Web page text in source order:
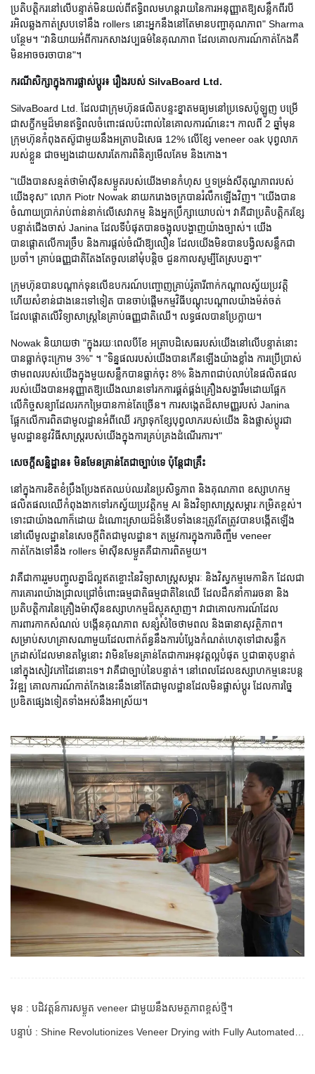
ប្រតិបត្តិករនៅលើបន្ទាត់មិនយល់ពីឥទ្ធិពលមហន្តរាយនៃការអនុញ្ញាតឱ្យសន្លឹកពីរបី
រអិលឆ្លងកាត់ស្របទៅនឹង rollers នោះអ្នកនឹងនៅតែមានបញ្ហាគុណភាព" Sharma
បន្ថែម។ "វានិយាយអំពីការកសាងវប្បធម៌នៃគុណភាព ដែលគោលការណ៍កាត់កែងគឺ
មិនអាចចរចាបាន"។
ករណីសិក្សាក្នុងការផ្លាស់ប្តូរ៖ រឿងរបស់ SilvaBoard Ltd.
SilvaBoard Ltd. ដែលជាក្រុមហ៊ុនផលិតបន្ទះខ្នាតមធ្យមនៅប្រទេសប៉ូឡូញ បម្រើ
ជាសក្ខីកម្មដ៏មានឥទ្ធិពលចំពោះផលប៉ះពាល់នៃគោលការណ៍នេះ។ កាលពី 2 ឆ្នាំមុន
ក្រុមហ៊ុនកំពុងតស៊ូជាមួយនឹងអត្រាបដិសេធ 12% លើខ្សែ veneer oak បុព្វលាភ
របស់ខ្លួន ជាចម្បងដោយសារតែការពិនិត្យមើលគែម និងកោង។
"យើងបានសន្មត់ថាម៉ាស៊ីនសម្ងួតរបស់យើងមានកំហុស ឬទម្រង់សីតុណ្ហភាពរបស់
យើងខុស" លោក Piotr Nowak នាយករោងចក្របានរំលឹកឡើងវិញ។ "យើងបាន
ចំណាយប្រាក់រាប់ពាន់នាក់លើសេវាកម្ម និងអ្នកប្រឹក្សាយោបល់។ វាគឺជាប្រតិបត្តិករខ្សែ
បន្ទាត់ជើងចាស់ Janina ដែលទីបំផុតបានចង្អុលបង្ហាញយ៉ាងច្បាស់។ យើង
បានផ្តោតលើការច្រឹប និងការផ្តល់ចំណីឱ្យលឿន ដែលយើងមិនបានបង្វិលសន្លឹកជា
ប្រចាំ។ គ្រាប់ធញ្ញជាតិតែងតែចូលនៅមុំបន្តិច ជួនកាលសូម្បីតែស្របគ្នា។"
ក្រុមហ៊ុនបានបណ្តាក់ទុនលើឧបករណ៍បញ្ចោញគ្រាប់រ៉ូតារីពាក់កណ្តាលស្វ័យប្រវត្តិ
ហើយសំខាន់ជាងនេះទៅទៀត បានចាប់ផ្តើមកម្មវិធីបណ្តុះបណ្តាលយ៉ាងម៉ត់ចត់
ដែលផ្តោតលើវិទ្យាសាស្ត្រនៃគ្រាប់ធញ្ញជាតិឈើ។ លទ្ធផលបានប្រែក្លាយ។
Nowak និយាយថា "ក្នុងរយៈពេលបីខែ អត្រាបដិសេធរបស់យើងនៅលើបន្ទាត់នោះ
បានធ្លាក់ចុះក្រោម 3%" ។ "ទិន្នផលរបស់យើងបានកើនឡើងយ៉ាងខ្លាំង ការប្រើប្រាស់
ថាមពលរបស់យើងក្នុងមួយសន្លឹកបានធ្លាក់ចុះ 8% និងភាពជាប់លាប់នៃផលិតផល
របស់យើងបានអនុញ្ញាតឱ្យយើងឈានទៅរកការផ្គត់ផ្គង់គ្រឿងសង្ហារឹមដោយផ្អែក
លើកិច្ចសន្យាដែលរកកម្រៃបានកាន់តែច្រើន។ ការសង្កេតដ៏សាមញ្ញរបស់ Janina
ផ្អែកលើការពិតជាមូលដ្ឋានអំពីឈើ រក្សាទុកខ្សែបុព្វលាភរបស់យើង និងផ្លាស់ប្តូរជា
មូលដ្ឋាននូវវិធីសាស្រ្តរបស់យើងក្នុងការគ្រប់គ្រងដំណើរការ។"
សេចក្តីសន្និដ្ឋាន៖ មិនមែនគ្រាន់តែជាច្បាប់ទេ ប៉ុន្តែជាគ្រឹះ
នៅក្នុងការខិតខំប្រឹងប្រែងឥតឈប់ឈរនៃប្រសិទ្ធភាព និងគុណភាព ឧស្សាហកម្ម
ផលិតផលឈើកំពុងងាកទៅរកស្វ័យប្រវត្តិកម្ម AI និងវិទ្យាសាស្ត្រសម្ភារៈកម្រិតខ្ពស់។
ទោះជាយ៉ាងណាក៏ដោយ ដំណោះស្រាយដ៏ទំនើបទាំងនេះត្រូវតែត្រូវបានបង្កើតឡើង
នៅលើមូលដ្ឋាននៃសេចក្តីពិតជាមូលដ្ឋាន។ តម្រូវការក្នុងការចិញ្ចឹម veneer
កាត់កែងទៅនឹង rollers ម៉ាស៊ីនសម្ងួតគឺជាការពិតមួយ។
វាគឺជាការរួមបញ្ចូលគ្នាដ៏ល្អឥតខ្ចោះនៃវិទ្យាសាស្ត្រសម្ភារៈ និងវិស្វកម្មមេកានិក ដែលជា
ការគោរពយ៉ាងជ្រាលជ្រៅចំពោះធម្មជាតិធម្មជាតិនៃឈើ ដែលដឹកនាំការរចនា និង
ប្រតិបត្តិការនៃគ្រឿងម៉ាស៊ីនឧស្សាហកម្មដ៏ស្មុគស្មាញ។ វាជាគោលការណ៍ដែល
ការពារកាកសំណល់ បង្កើនគុណភាព សន្សំសំចៃថាមពល និងធានាសុវត្ថិភាព។
សម្រាប់សហគ្រាសណាមួយដែលពាក់ព័ន្ធនឹងការបំប្លែងកំណត់ហេតុទៅជាសន្លឹក
ក្រដាស់ដែលមានតម្លៃនោះ វាមិនមែនគ្រាន់តែជាការអនុវត្តល្អបំផុត ឬជាធាតុបន្ទាត់
នៅក្នុងសៀវភៅដៃនោះទេ។ វាគឺជាច្បាប់នៃបន្ទាត់។ នៅពេលដែលឧស្សាហកម្មនេះបន្ត
វិវឌ្ឍ គោលការណ៍កាត់កែងនេះនឹងនៅតែជាមូលដ្ឋានដែលមិនផ្លាស់ប្តូរ ដែលការច្នៃ
ប្រឌិតផ្សេងទៀតទាំងអស់នឹងអាស្រ័យ។
មុន : បដិវត្តន៍ការសម្ងួត veneer ជាមួយនឹងសមត្ថភាពខ្ពស់ថ្មី។